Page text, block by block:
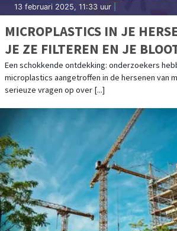
13 februari 2025, 11:33 uur
MICROPLASTICS IN JE
JE ZE FILTEREN EN JE
VERMINDEREN
Een schokkende ontdekking: onderzoekers
microplastics aangetroffen in de hersenen van
serieuze vragen op over [...]